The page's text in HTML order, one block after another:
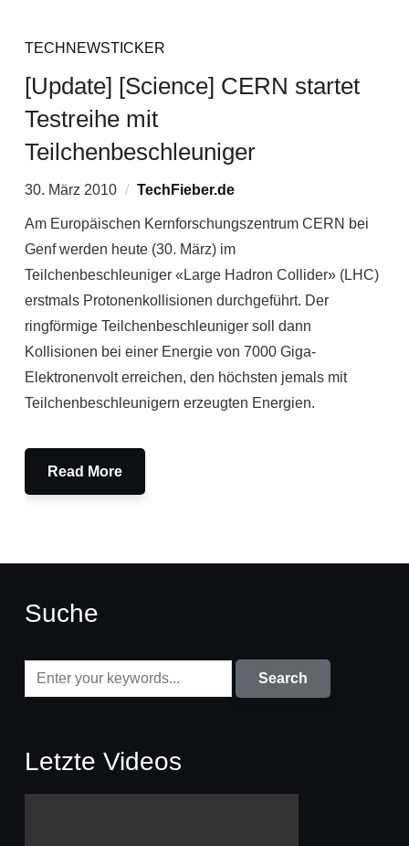
TECHNEWSTICKER
[Update] [Science] CERN startet
Testreihe mit
Teilchenbeschleuniger
30. März 2010 TechFieber.de
Am Europäischen Kernforschungszentrum CERN bei
Genf werden heute (30. März) im
Teilchenbeschleuniger «Large Hadron Collider» (LHC)
erstmals Protonenkollisionen durchgeführt. Der
ringförmige Teilchenbeschleuniger soll dann
Kollisionen bei einer Energie von 7000 Giga-
Elektronenvolt erreichen, den höchsten jemals mit
Teilchenbeschleunigern erzeugten Energien.
Read More
Suche
Letzte Videos